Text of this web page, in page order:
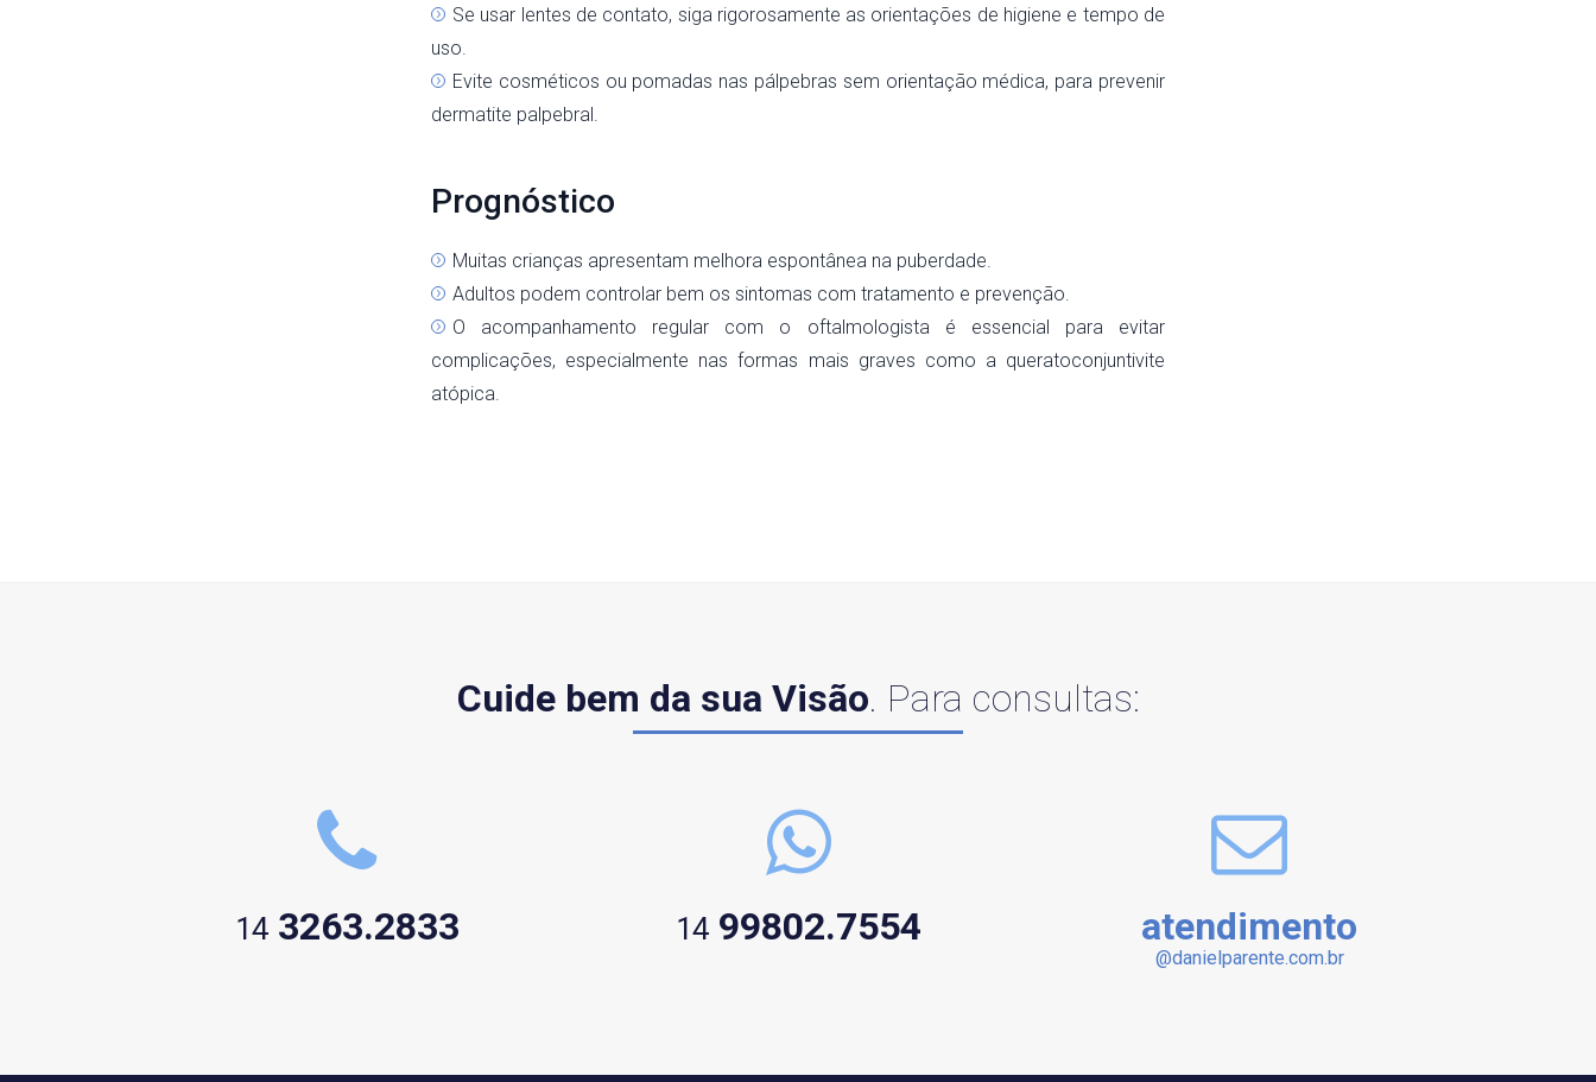
Se usar lentes de contato, siga rigorosamente as orientações de higiene e tempo de
uso.
Evite cosméticos ou pomadas nas pálpebras sem orientação médica, para prevenir
dermatite palpebral.
Prognóstico
Muitas crianças apresentam melhora espontânea na puberdade.
Adultos podem controlar bem os sintomas com tratamento e prevenção.
O acompanhamento regular com o oftalmologista é essencial para evitar
complicações, especialmente nas formas mais graves como a queratoconjuntivite
atópica.
Cuide bem da sua Visão. Para consultas:
143263.2833 1499802.7554 atendimento
@danielparente.com.br